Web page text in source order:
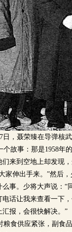
日，聂荣臻在导弹核
故事：那是1958年
来到空地上却发现
家伸出手来。”然后
事。少将大声说：
话让我来查看一下
报，会很快解决。”
食供应紧张，副食